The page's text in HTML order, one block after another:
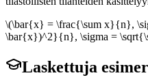
\(\bar{x} = \frac{\sum x}{n},
\bar{x})^2}{n}, \sigma =
Laskettuja